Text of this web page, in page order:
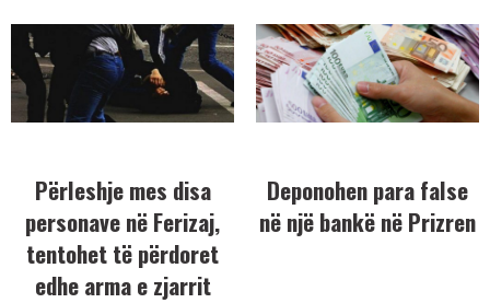
Përleshje mes disa
personave në Ferizaj,
tentohet të përdoret
edhe arma e zjarrit
Deponohen para false
në një bankë në Prizren